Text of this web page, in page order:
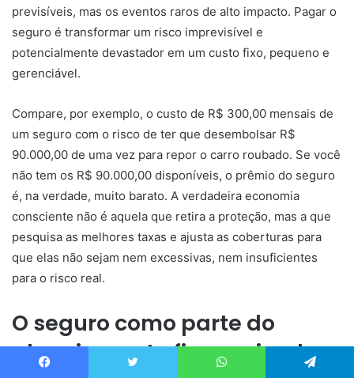
previsíveis, mas os eventos raros de alto impacto. Pagar o
seguro é transformar um risco imprevisível e
potencialmente devastador em um custo fixo, pequeno e
gerenciável.
Compare, por exemplo, o custo de R$ 300,00 mensais de
um seguro com o risco de ter que desembolsar R$
90.000,00 de uma vez para repor o carro roubado. Se você
não tem os R$ 90.000,00 disponíveis, o prêmio do seguro
é, na verdade, muito barato. A verdadeira economia
consciente não é aquela que retira a proteção, mas a que
pesquisa as melhores taxas e ajusta as coberturas para
que elas não sejam nem excessivas, nem insuficientes
para o risco real.
O seguro como parte do
planejamento financeiro do